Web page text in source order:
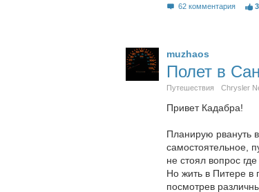
62 комментария
muzhaos
Полет в
Путешествия Chrysler
Привет Кадабра!
Планирую рвануть
самостоятельное,
не стоял вопрос
Но жить в Питере в
посмотрев